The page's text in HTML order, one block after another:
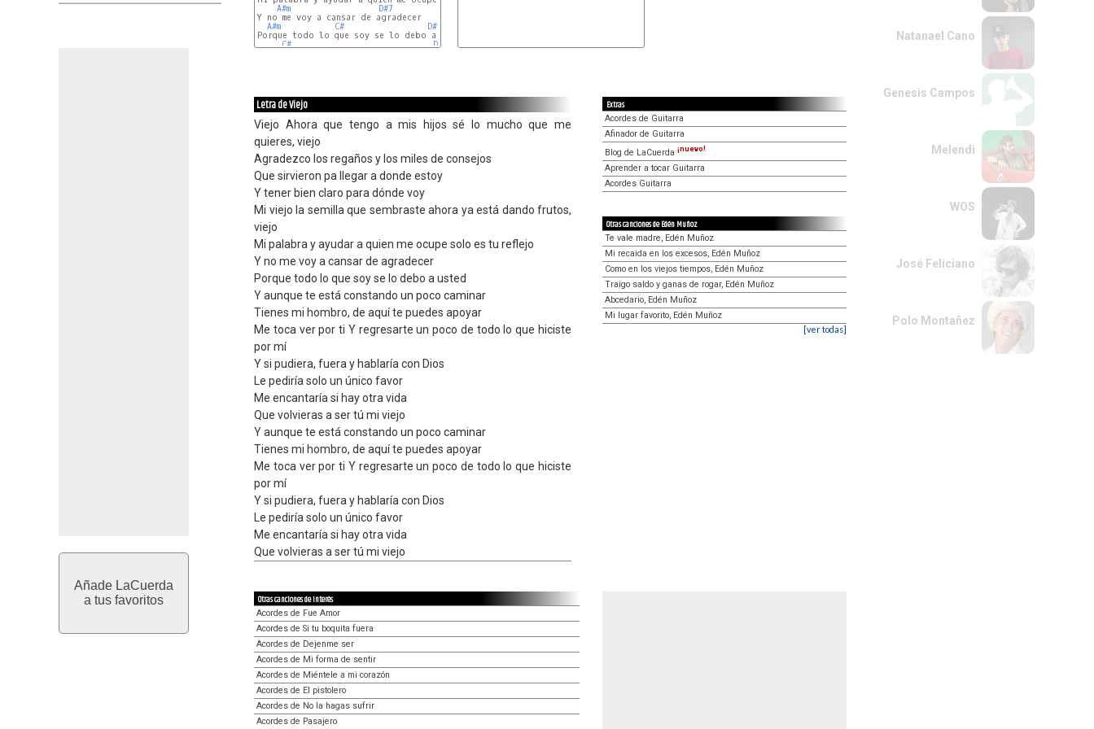
Añade LaCuerda
a tus favoritos
A#m
D#7
Y no me voy a cansar de agradecer
A#m
C#
D#7
Porque todo lo que soy se lo debo a usted
C#
D#7
Letra de Viejo
Viejo Ahora que tengo a mis hijos sé lo mucho que me
quieres, viejo
Agradezco los regaños y los miles de consejos
Que sirvieron pa llegar a donde estoy
Y tener bien claro para dónde voy
Mi viejo la semilla que sembraste ahora ya está dando frutos,
viejo
Mi palabra y ayudar a quien me ocupe solo es tu reflejo
Y no me voy a cansar de agradecer
Porque todo lo que soy se lo debo a usted
Y aunque te está constando un poco caminar
Tienes mi hombro, de aquí te puedes apoyar
Me toca ver por ti Y regresarte un poco de todo lo que hiciste
por mí
Y si pudiera, fuera y hablaría con Dios
Le pediría solo un único favor
Me encantaría si hay otra vida
Que volvieras a ser tú mi viejo
Y aunque te está constando un poco caminar
Tienes mi hombro, de aquí te puedes apoyar
Me toca ver por ti Y regresarte un poco de todo lo que hiciste
por mí
Y si pudiera, fuera y hablaría con Dios
Le pediría solo un único favor
Me encantaría si hay otra vida
Que volvieras a ser tú mi viejo
Extras
Acordes de Guitarra
Afinador de Guitarra
Blog de LaCuerda ¡nuevo!
Aprender a tocar Guitarra
Acordes Guitarra
Otras canciones de Edén Muñoz
Te vale madre, Edén Muñoz
Mi recaida en los excesos, Edén Muñoz
Como en los viejos tiempos, Edén Muñoz
Traigo saldo y ganas de rogar, Edén Muñoz
Abcedario, Edén Muñoz
Mi lugar favorito, Edén Muñoz
[ver todas]
Otras canciones de interés
Acordes de Fue Amor
Acordes de Si tu boquita fuera
Acordes de Dejenme ser
Acordes de Mi forma de sentir
Acordes de Miéntele a mi corazón
Acordes de El pistolero
Acordes de No la hagas sufrir
Acordes de Pasajero
Natanael Cano
Genesis Campos
Melendi
WOS
José Feliciano
Polo Montañez